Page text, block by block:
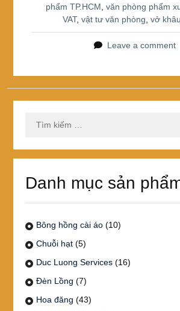
phẩm TP.HCM ,văn phòng phẩm
VAT, vật tư văn phòng vở khâu
Leave a comment
kiếm
Danh mục sản
Bông hồng cài áo (10)
Chuỗi hạt (5)
Duc Luong Services (16)
Đèn Lồng (7)
Hoa đăng (43)